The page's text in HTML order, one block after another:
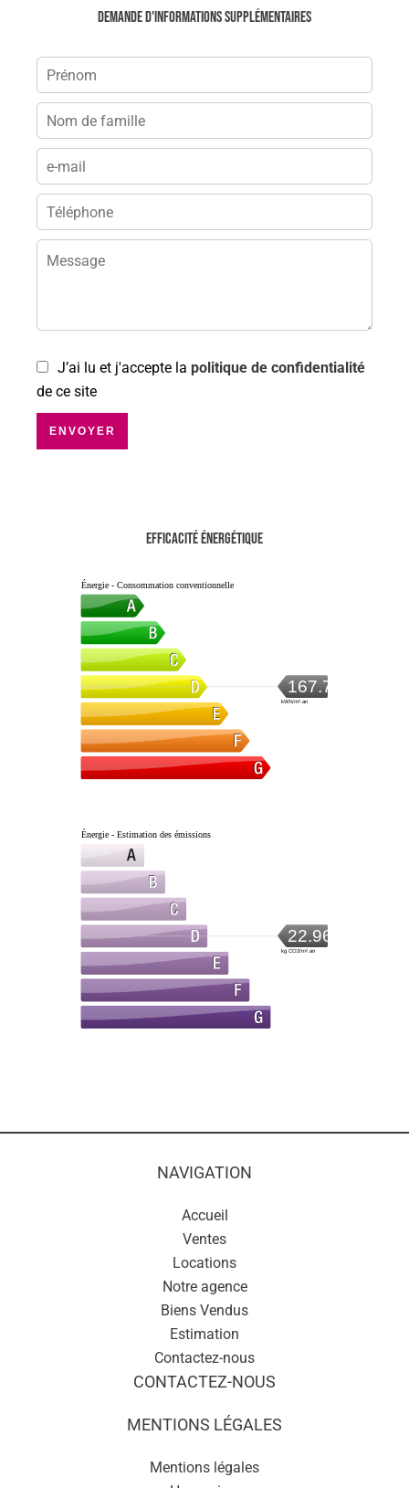
Demande d'informations supplémentaires
J’ai lu et j'accepte la politique de confidentialité
de ce site
ENVOYER
Efficacité énergétique
Énergie - Consommation conventionnelle
167.72
kWh/m².an
Énergie - Estimation des émissions
22.96
kg CO2/m².an
NAVIGATION
Accueil
Ventes
Locations
Notre agence
Biens Vendus
Estimation
Contactez-nous
CONTACTEZ-NOUS
MENTIONS LÉGALES
Mentions légales